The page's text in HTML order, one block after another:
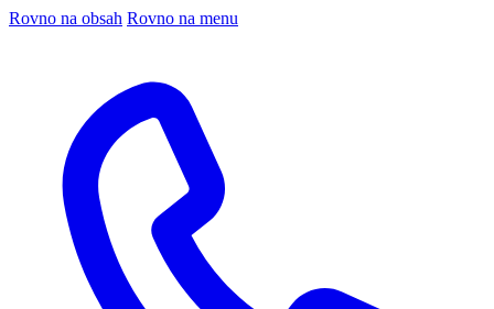
Rovno na obsah Rovno na menu